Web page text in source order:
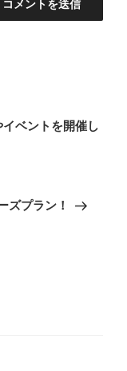
ベントを開催し
ズプラン！